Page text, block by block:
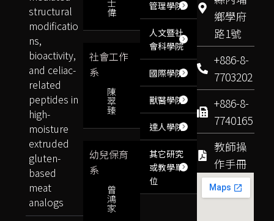
鄉學府
路1號
+886-8-
7703202
+886-8-
7740165
教師操
作手冊
管理學院
人文暨社
會科學院
國際學院
獸醫學院
達人學院
其它研究
或教學單
位
偉
社會工作
系
陳
翠
臻
幼兒保育
系
曾
鴻
家
structural
modificatio
ns,
bioactivity,
and celiac-
related
peptides in
high-
moisture
extruded
gluten-
based
meat
analogs